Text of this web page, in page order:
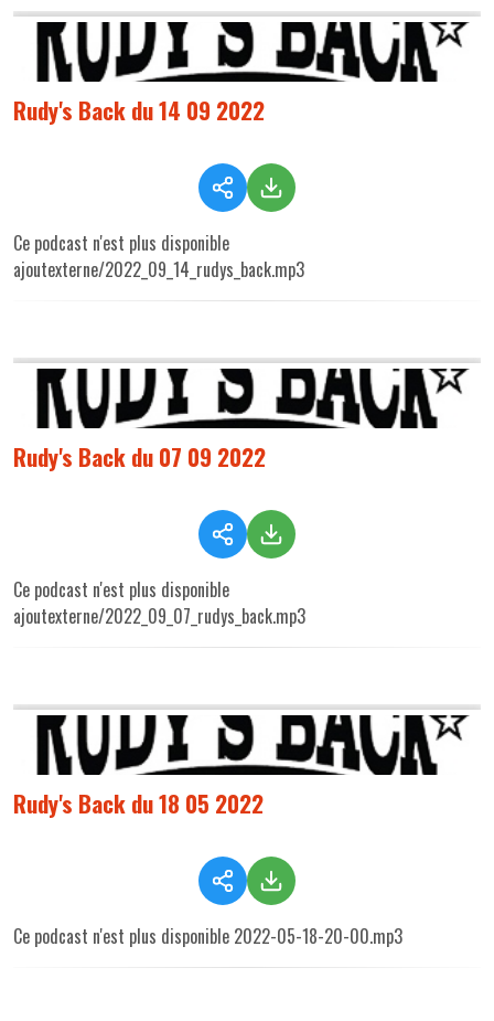
Rudy's Back du 14 09 2022
Ce podcast n'est plus disponible
ajoutexterne/2022_09_14_rudys_back.mp3
Rudy's Back du 07 09 2022
Ce podcast n'est plus disponible
ajoutexterne/2022_09_07_rudys_back.mp3
Rudy's Back du 18 05 2022
Ce podcast n'est plus disponible 2022-05-18-20-00.mp3